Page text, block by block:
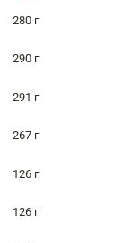
280 г
290 г
291 г
267 г
126 г
126 г